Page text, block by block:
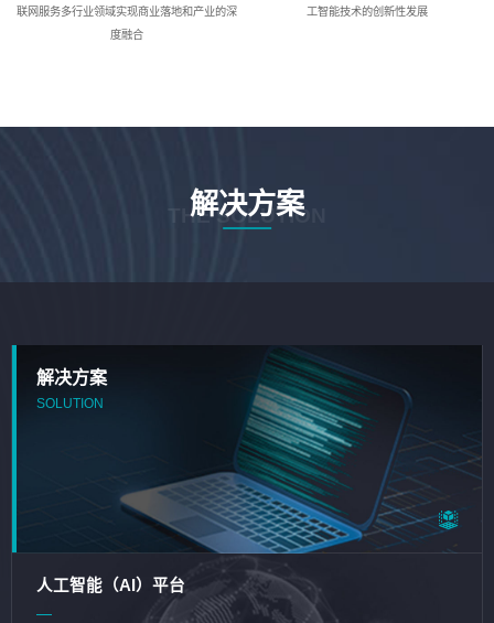
联网服务多行业领域实现商业落地和产业的深
度融合
工智能技术的创新性发展
解决方案
THE SOLUTION
解决方案
SOLUTION
人工智能（AI）平台